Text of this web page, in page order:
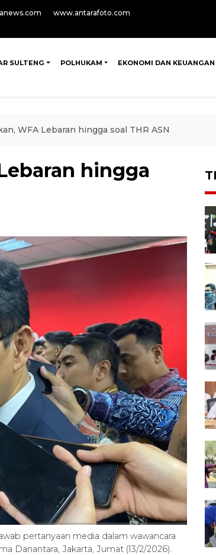
www.antarafoto.com
SULTENG POLHUKAM EKONOMI DAN KEUANGAN
WFA Lebaran hingga soal THR ASN
hingga
pertanyaan media dalam wawancara
Danantara, Jakarta, Jumat (13/2/2026).